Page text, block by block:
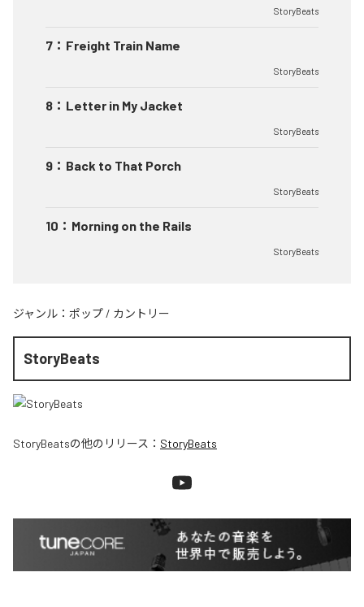
StoryBeats
7 ： Freight Train Name
StoryBeats
8 ： Letter in My Jacket
StoryBeats
9 ： Back to That Porch
StoryBeats
10 ： Morning on the Rails
StoryBeats
ジャンル： ポップ / カントリー
StoryBeats
StoryBeatsの他のリリース： StoryBeats